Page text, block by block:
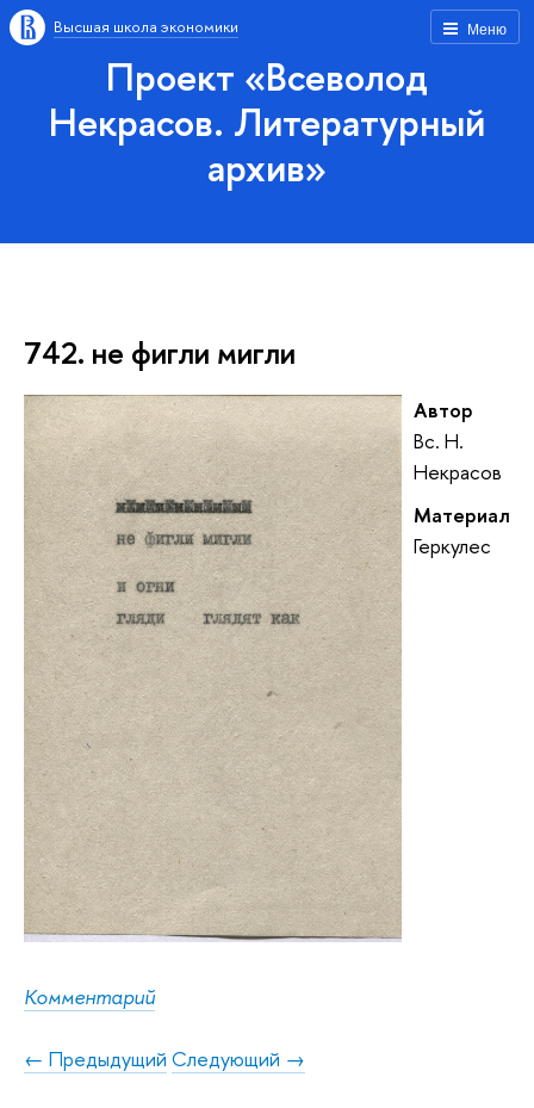
Меню
Высшая школа экономики
Проект «Всеволод
Некрасов. Литературный
архив»
742. не фигли мигли
Автор
Вс. Н.
Некрасов
Материал
Геркулес
Комментарий
← Предыдущий Следующий →